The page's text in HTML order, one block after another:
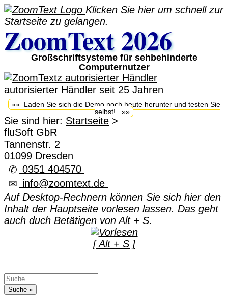
Klicken Sie hier um schnell zur
Startseite zu gelangen.
ZoomText 2026
Großschriftsysteme für sehbehinderte
Computernutzer
autorisierter Händler seit 25 Jahren
»» Laden Sie sich die Demo noch heute herunter und testen Sie
selbst! »»
Sie sind hier: Startseite>
fluSoft GbR
Tannenstr. 2
01099 Dresden
✆ 0351 404570
✉ info@zoomtext.de
Auf Desktop-Rechnern können Sie sich hier den
Inhalt der Hauptseite vorlesen lassen. Das geht
auch duch Betätigen von Alt + S.
[ Alt + S ]